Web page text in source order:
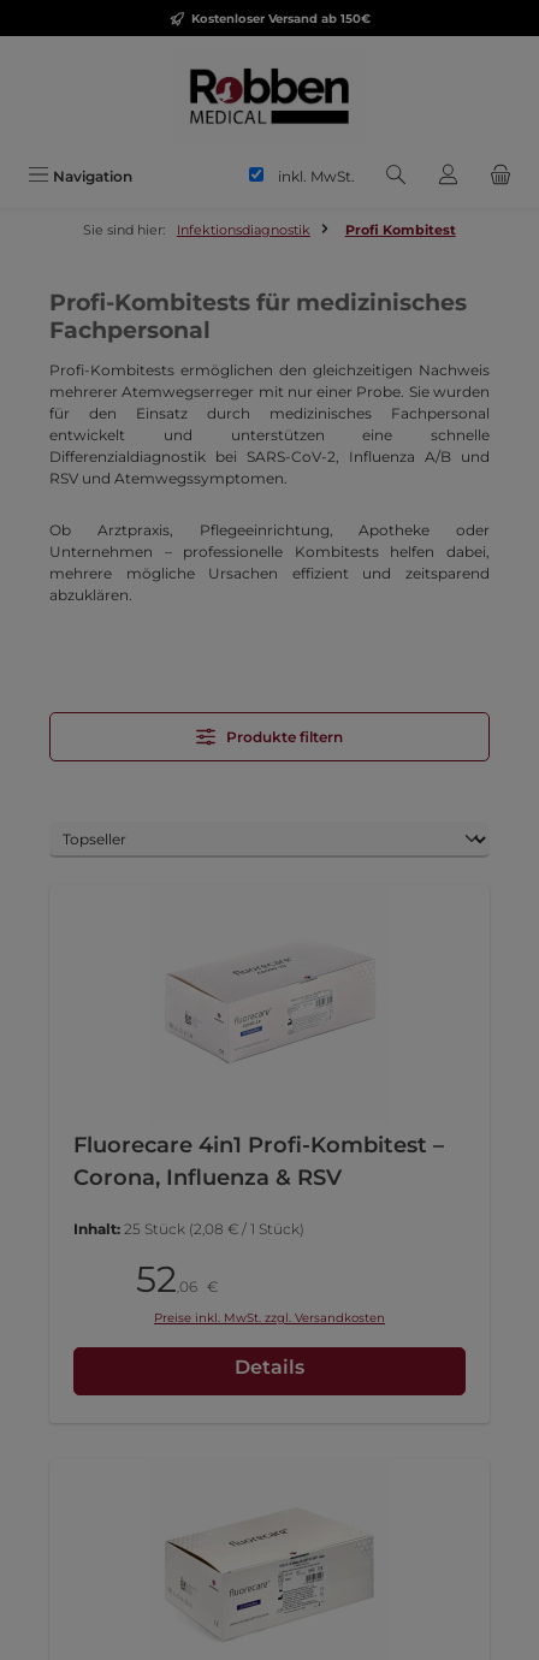
Zum Hauptinhalt springenKostenloser Versand ab 150€
Navigation inkl. MwSt.
Sie sind hier: Infektionsdiagnostik Profi Kombitest
Profi-Kombitests für medizinisches
Fachpersonal
Profi-Kombitests ermöglichen den gleichzeitigen Nachweis
mehrerer Atemwegserreger mit nur einer Probe. Sie wurden
für den Einsatz durch medizinisches Fachpersonal
entwickelt und unterstützen eine schnelle
Differenzialdiagnostik bei SARS-CoV-2, Influenza A/B und
RSV und Atemwegssymptomen.
Ob Arztpraxis, Pflegeeinrichtung, Apotheke oder
Unternehmen – professionelle Kombitests helfen dabei,
mehrere mögliche Ursachen effizient und zeitsparend
abzuklären.
Produkte filtern
Fluorecare 4in1 Profi-Kombitest –
Corona, Influenza & RSV
Inhalt: 25 Stück (2,08 € / 1 Stück)
52,06 €
Preise inkl. MwSt. zzgl. Versandkosten
Details